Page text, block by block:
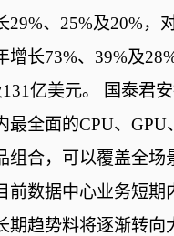
29%、25%及20%，
增长73%、39%及
亿美元。 国泰君
最全面的CPU、GPU
组合，可以覆盖全场
前数据中心业务短期
期趋势料将逐渐转向